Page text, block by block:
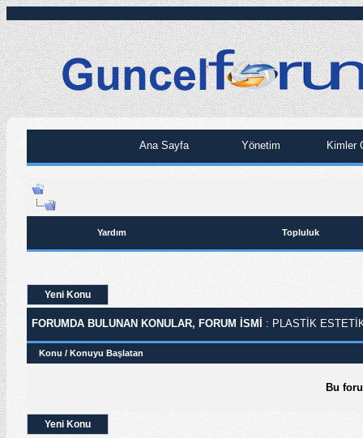
Ana Sayfa Yönetim Kimler
Yardım Topluluk
Yeni Konu
FORUMDA BULUNAN KONULAR, FORUM ISMI : PLASTIK
Konu / Konuyu Başlatan
Bu
Yeni Konu